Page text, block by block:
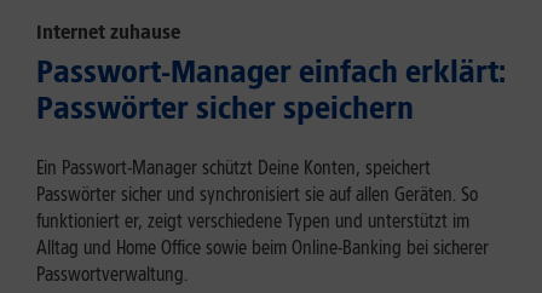
Internet zuhause
Passwort-Manager einfach erklärt:
Passwörter sicher speichern
Ein Passwort-Manager schützt Deine Konten, speichert
Passwörter sicher und synchronisiert sie auf allen Geräten. So
funktioniert er, zeigt verschiedene Typen und unterstützt im
Alltag und Home Office sowie beim Online-Banking bei sicherer
Passwortverwaltung.